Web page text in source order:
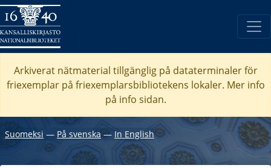
Arkiverat nätmaterial tillgänglig på dataterminaler för
friexemplar på friexemplarsbibliotekens lokaler. Mer info
på info sidan.
Suomeksi ― På svenska ― In English